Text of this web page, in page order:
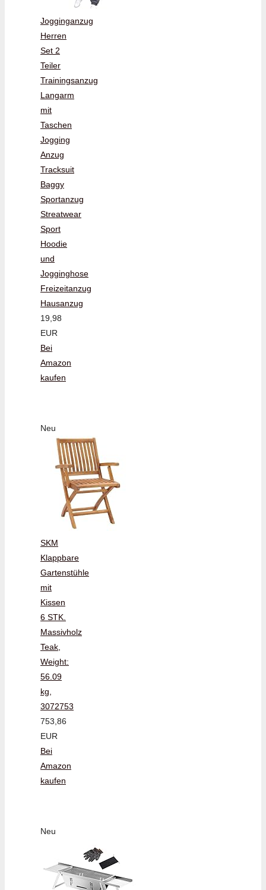
Jogginganzug
Herren
Set 2
Teiler
Trainingsanzug
Langarm
mit
Taschen
Jogging
Anzug
Tracksuit
Baggy
Sportanzug
Streatwear
Sport
Hoodie
und
Jogginghose
Freizeitanzug
Hausanzug
19,98
EUR
Bei
Amazon
kaufen
Neu
SKM
Klappbare
Gartenstühle
mit
Kissen
6 STK.
Massivholz
Teak,
Weight:
56.09
kg,
3072753
753,86
EUR
Bei
Amazon
kaufen
Neu